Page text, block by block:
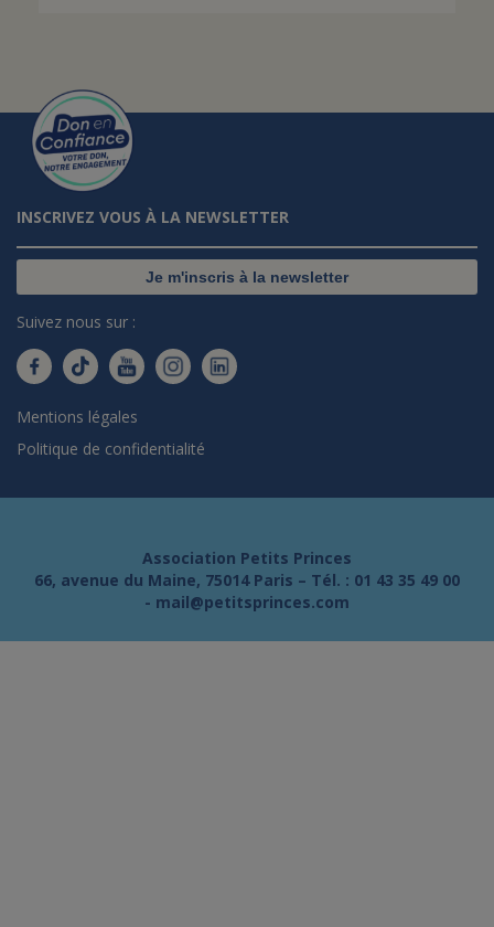
INSCRIVEZ VOUS À LA NEWSLETTER
Je m'inscris à la newsletter
Suivez nous sur :
Mentions légales
Politique de confidentialité
Association Petits Princes
66, avenue du Maine, 75014 Paris – Tél. : 01 43 35 49 00
- mail@petitsprinces.com